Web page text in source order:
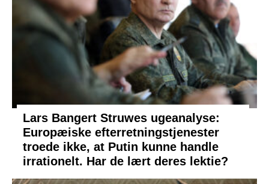
Lars Bangert Struwes ugeanalyse:
Europæiske efterretningstjenester
troede ikke, at Putin kunne handle
irrationelt. Har de lært deres lektie?